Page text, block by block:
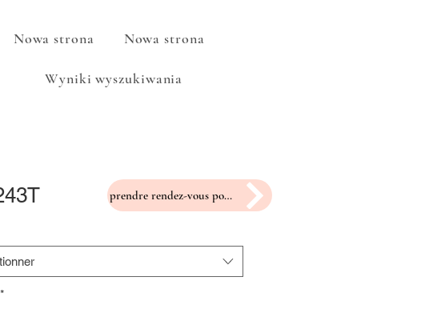
Nowa strona Nowa strona
Wyniki wyszukiwania
*
prendre rendez-vous pour un essayage